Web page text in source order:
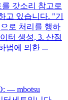
갓소리 참고로
고 있습니다. "기
로 처리를 행하
터 생성, 3. 산점
법에 의한 ...
— mbotsu